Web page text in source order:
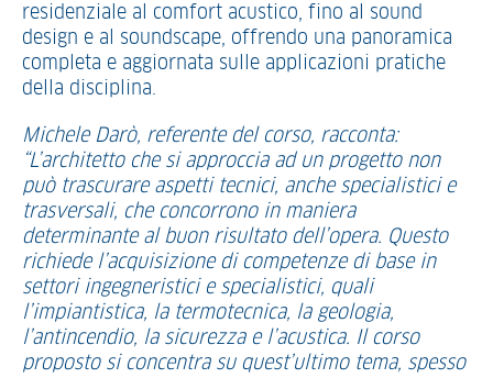
residenziale al comfort acustico, fino al sound
design e al soundscape, offrendo una panoramica
completa e aggiornata sulle applicazioni pratiche
della disciplina.
Michele Darò, referente del corso, racconta:
“L’architetto che si approccia ad un progetto non
può trascurare aspetti tecnici, anche specialistici e
trasversali, che concorrono in maniera
determinante al buon risultato dell’opera. Questo
richiede l’acquisizione di competenze di base in
settori ingegneristici e specialistici, quali
l’impiantistica, la termotecnica, la geologia,
l’antincendio, la sicurezza e l’acustica. Il corso
proposto si concentra su quest’ultimo tema, spesso